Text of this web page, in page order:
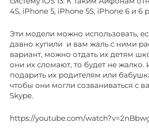
4S, iPhone 5, iPhone 5S, iPhone 6 и 6
Эти модели можно использовать,
давно купили и вам жаль с ними
вариант, можно отдать их детям
они их сломают, то будет не
подарить их родителям или
чтобы они могли созваниваться с
Skype.
https://youtube.com/